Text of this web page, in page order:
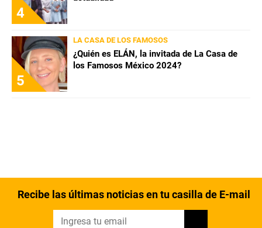
Términos y Condiciones
Política Editorial
Bolavip, al igual que Futbol Sites, es una
4
5
LA CASA DE LOS FAMOSOS
¿Quién es ELÁN, la invitada de La Casa de
los Famosos México 2024?
Recibe las últimas noticias en tu casilla de E-mail